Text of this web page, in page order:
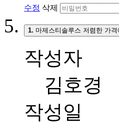
수정 삭제
1. 마제스티솔루스 저렴한 가
작성자
김호경
작성일